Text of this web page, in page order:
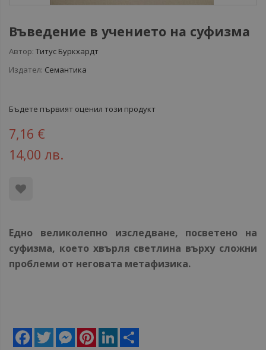
Въведение в учението на суфизма
Автор: Титус Буркхардт
Издател: Семантика
Бъдете първият оценил този продукт
7,16 €
14,00 лв.
Едно великолепно изследване, посветено на
суфизма, което хвърля светлина върху сложни
проблеми от неговата метафизика.
Facebook
Twitter MessengerPinterestLinkedIn